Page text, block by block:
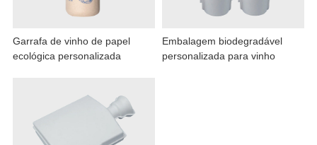
Garrafa de vinho de papel
ecológica personalizada
Embalagem biodegradável
personalizada para vinho